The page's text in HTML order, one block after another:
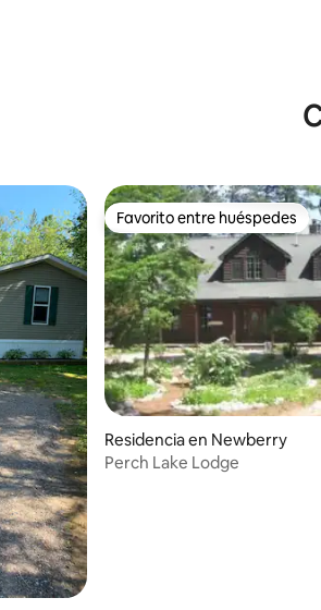
huéspedes Favorito entre huéspedes
Favorito entre huéspedes
Residencia en Newberry
Perch Lake Lodge